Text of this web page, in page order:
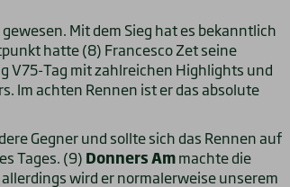
Mit dem Sieg hat es bekanntlich
hatte (8) Francesco Zet seine
V75-Tag mit zahlreichen Highlights und
Im achten Rennen ist er das absolute
Gegner und sollte sich das Rennen auf
Tages. (9) Donners Ammachte die
wird er normalerweise unserem